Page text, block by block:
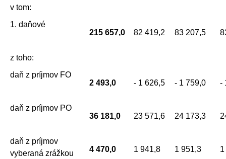
v tom:
1. daňové
215 657,0
82 419,2 83 207,5
z toho:
daň z príjmov FO
2 493,0
- 1 626,5 - 1 759,0 -
daň z príjmov PO
36 181,0
23 571,6 24 173,3
daň z príjmov
vyberaná zrážkou
4 470,0 1 941,8 1 951,3